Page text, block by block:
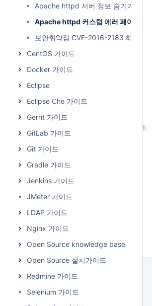
Apache httpd 서버 정보 숨기기
Apache httpd 커스텀 에러 페이지
보안취약점 CVE-2016-2183 해소 방법
CentOS 가이드
Docker 가이드
Eclipse
Eclipse Che 가이드
Gerrit 가이드
GitLab 가이드
Git 가이드
Gradle 가이드
Jenkins 가이드
JMeter 가이드
LDAP 가이드
Nginx 가이드
Open Source knowledge base
Open Source 설치가이드
Redmine 가이드
Selenium 가이드